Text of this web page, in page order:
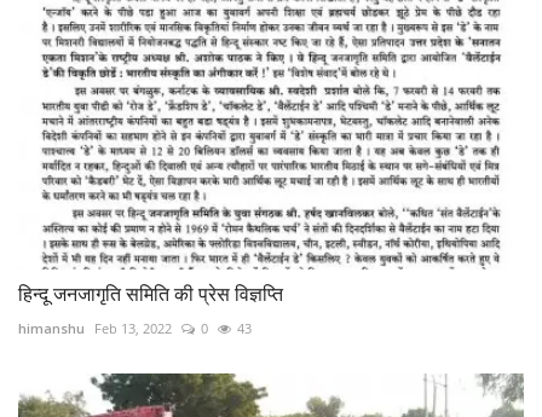
हिन्दू जनजागृति समिति की प्रेस विज्ञप्ति
himanshu Feb 13, 2022 0 43